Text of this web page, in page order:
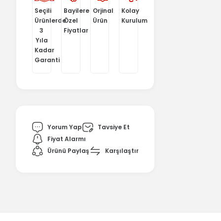
Seçili
Ürünlerde
3
Yıla
Kadar
Garanti
Bayilere
Özel
Fiyatlar
Orjinal
Ürün
Kolay
Kurulum
Yorum Yap
Tavsiye Et
Fiyat Alarmı
Ürünü Paylaş
Karşılaştır